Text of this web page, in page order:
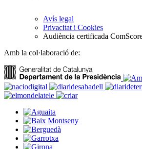
Avís legal
Privacitat i Cookies
Audiència certificada
Amb la col·laboració de: